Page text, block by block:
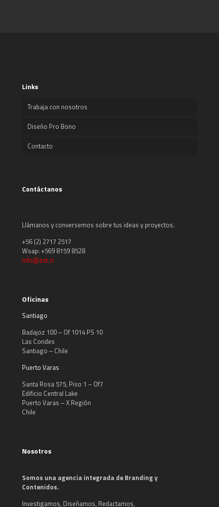
Links
Trabaja con nosotros
Diseño Pro Bono
Contacto
Contáctanos
Llámanos y conversemos sobre tus ideas y proyectos.
+56 (2) 2717 2517
Wsap: +569 8159 8528
info@zet.cl
Oficinas
Santiago
Badajoz 100 – Of 1014 PS 10
Las Condes
Santiago – Chile
Puerto Varas
Santa Rosa 575, Piso 1 – Of7
Edificio Central Lake
Puerto Varas – X Región
Chile
Nosotros
Somos una agencia integrada de Branding y
Contenidos.
Investigamos, Diseñamos, Redactamos,